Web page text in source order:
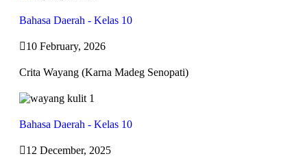
Bahasa Daerah - Kelas 10
10 February, 2026
Crita Wayang (Karna Madeg Senopati)
Bahasa Daerah - Kelas 10
12 December, 2025